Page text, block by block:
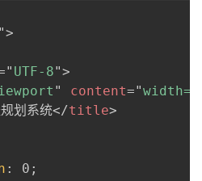
">
" UTF-8">
" content="
划系统</title>
: 0 ;